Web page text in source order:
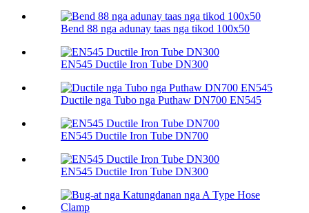
Bend 88 nga adunay taas nga tikod 100х50
EN545 Ductile Iron Tube DN300
Ductile nga Tubo nga Puthaw DN700 EN545
EN545 Ductile Iron Tube DN700
EN545 Ductile Iron Tube DN300